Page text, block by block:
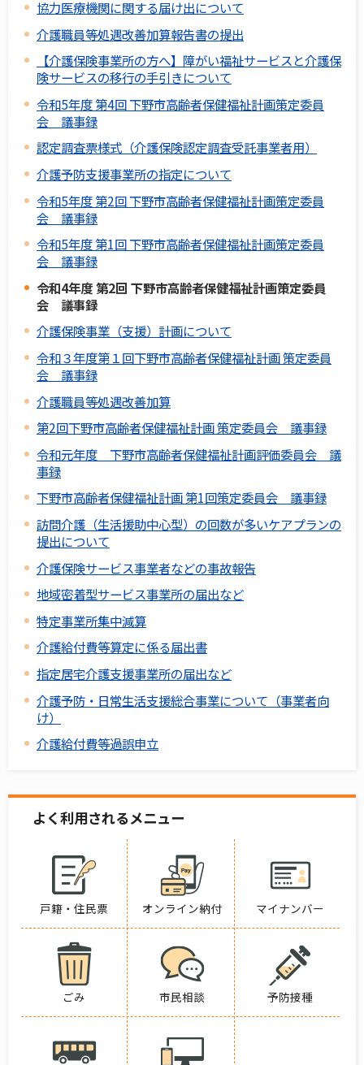
協力医療機関に関する届け出について
介護職員等処遇改善加算報告書の提出
【介護保険事業所の方へ】障がい福祉サービスと介護保
険サービスの移行の手引きについて
令和5年度 第4回 下野市高齢者保健福祉計画策定委員
会 議事録
認定調査票様式（介護保険認定調査受託事業者用）
介護予防支援事業所の指定について
令和5年度 第2回 下野市高齢者保健福祉計画策定委員
会 議事録
令和5年度 第1回 下野市高齢者保健福祉計画策定委員
会 議事録
令和4年度 第2回 下野市高齢者保健福祉計画策定委員
会 議事録
介護保険事業（支援）計画について
令和３年度第１回下野市高齢者保健福祉計画 策定委員
会 議事録
介護職員等処遇改善加算
第2回下野市高齢者保健福祉計画 策定委員会 議事録
令和元年度 下野市高齢者保健福祉計画評価委員会 議
事録
下野市高齢者保健福祉計画 第1回策定委員会 議事録
訪問介護（生活援助中心型）の回数が多いケアプランの
提出について
介護保険サービス事業者などの事故報告
地域密着型サービス事業所の届出など
特定事業所集中減算
介護給付費等算定に係る届出書
指定居宅介護支援事業所の届出など
介護予防・日常生活支援総合事業について（事業者向
け）
介護給付費等過誤申立
よく利用されるメニュー
戸籍・住民票 オンライン納付 マイナンバー
ごみ 市民相談 予防接種